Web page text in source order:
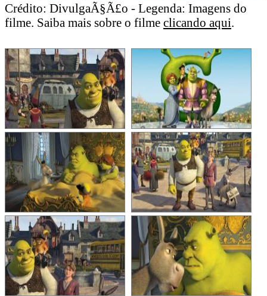
Crédito: DivulgaÃ§Ã£o - Legenda: Imagens do
filme. Saiba mais sobre o filme clicando aqui.